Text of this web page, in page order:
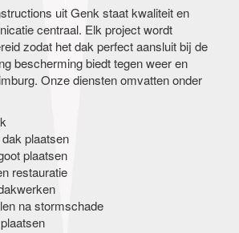
uit Genk staat kwaliteit en
centraal. Elk project wordt
zodat het dak perfect aansluit bij de
bescherming biedt tegen weer en
Onze diensten omvatten onder
plaatsen
plaatsen
restauratie
na stormschade